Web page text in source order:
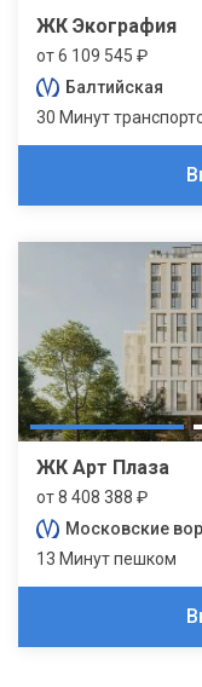
ЖК Экография
от 6 109 545 ₽
Балтийская
30 Минут
ЖК Арт Плаза
от 8 408 388 ₽
Московские
13 Минут пешком